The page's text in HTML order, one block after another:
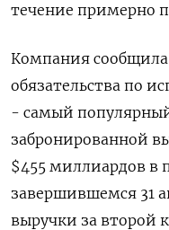
течение примерно
Компания
обязательства по
- самый
забронированной
$455 миллиардов в
завершившемся 31
выручки за второй